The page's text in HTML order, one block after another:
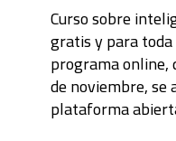
Curso sobre
gratis y para toda
programa online,
de noviembre,
plataforma